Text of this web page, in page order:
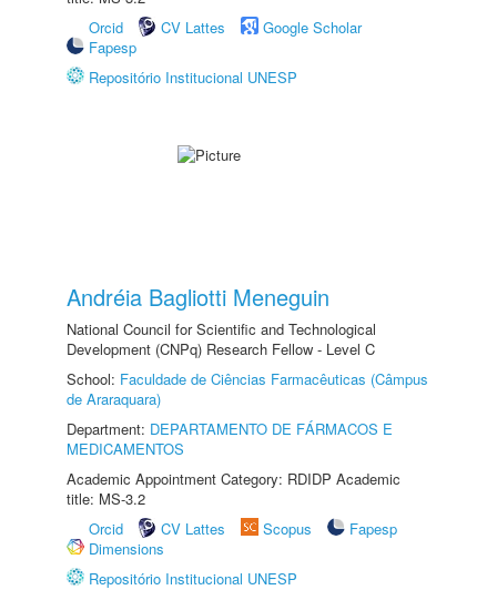
Orcid
CV Lattes
Google Scholar
Fapesp
Repositório Institucional UNESP
Andréia Bagliotti Meneguin
National Council for Scientific and Technological
Development (CNPq) Research Fellow - Level C
School: Faculdade de Ciências Farmacêuticas (Câmpus
de Araraquara)
Department: DEPARTAMENTO DE FÁRMACOS E
MEDICAMENTOS
Academic Appointment Category: RDIDP Academic
title: MS-3.2
Orcid
CV Lattes Scopus
Fapesp
Dimensions
Repositório Institucional UNESP